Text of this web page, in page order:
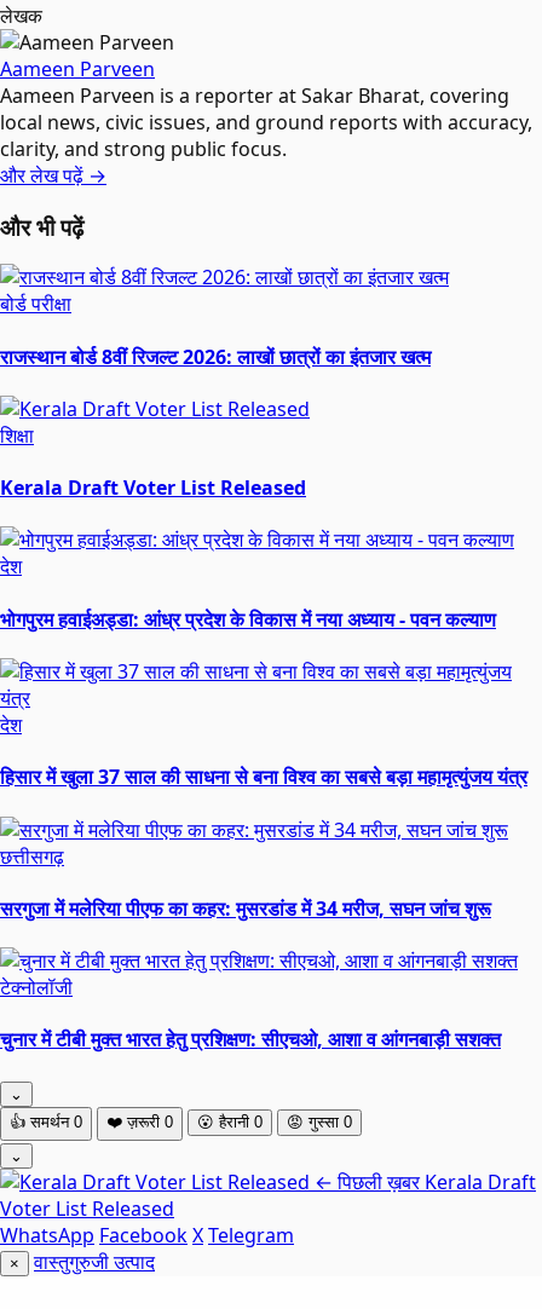
लेखक
Aameen Parveen
Aameen Parveen is a reporter at Sakar Bharat, covering
local news, civic issues, and ground reports with accuracy,
clarity, and strong public focus.
और लेख पढ़ें →
और भी पढ़ें
बोर्ड परीक्षा
राजस्थान बोर्ड 8वीं रिजल्ट 2026: लाखों छात्रों का इंतजार खत्म
शिक्षा
Kerala Draft Voter List Released
देश
भोगपुरम हवाईअड्डा: आंध्र प्रदेश के विकास में नया अध्याय - पवन कल्याण
देश
हिसार में खुला 37 साल की साधना से बना विश्व का सबसे बड़ा महामृत्युंजय यंत्र
छत्तीसगढ़
सरगुजा में मलेरिया पीएफ का कहर: मुसरडांड में 34 मरीज, सघन जांच शुरू
टेक्नोलॉजी
चुनार में टीबी मुक्त भारत हेतु प्रशिक्षण: सीएचओ, आशा व आंगनबाड़ी सशक्त
⌄
👍 समर्थन 0 ❤️ ज़रूरी 0 😮 हैरानी 0 😡 गुस्सा 0
⌄
← पिछली ख़बरKerala Draft
Voter List Released
WhatsApp FacebookXTelegram
× वास्तुगुरुजी उत्पाद